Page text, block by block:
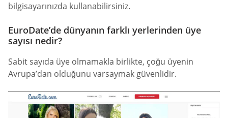
bilgisayarınızda kullanabilirsiniz.
EuroDate’de dünyanın farklı yerlerinden üye
sayısı nedir?
Sabit sayıda üye olmamakla birlikte, çoğu üyenin
Avrupa’dan olduğunu varsaymak güvenlidir.